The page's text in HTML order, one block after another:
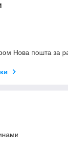
Нова пошта за